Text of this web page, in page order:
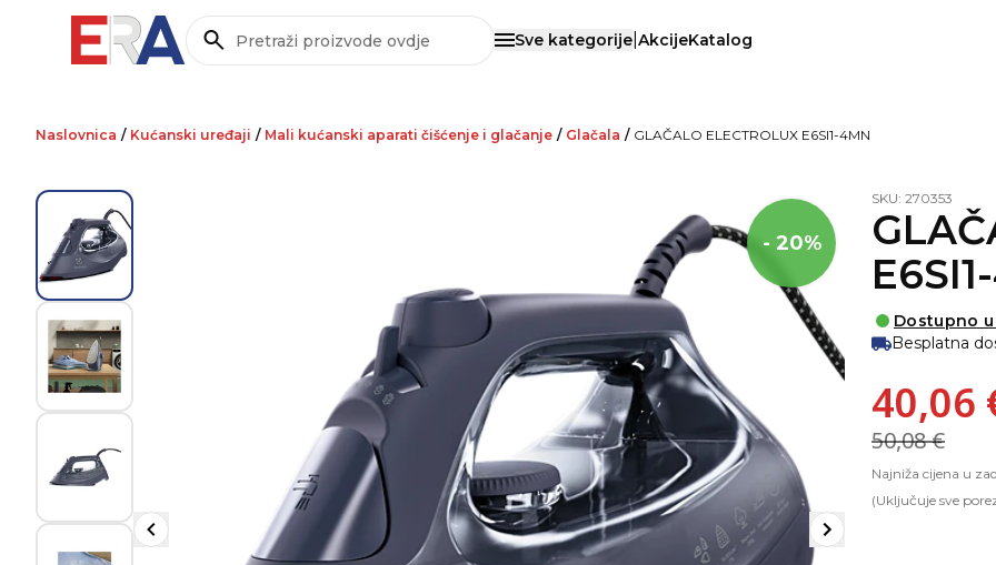
Pretraži Otvori menu
Sve kategorije AkcijeKatalog
Naslovnica / Kućanski uređaji / Mali kućanski aparati čišćenje i glačanje / Glačala / GLAČALO ELECTROLUX E6SI1-4MN
- 20%
SKU: 270353
Dostupno
Besplatna
40,06
50,08 €
Najniža cijena u
(Uključuje sve